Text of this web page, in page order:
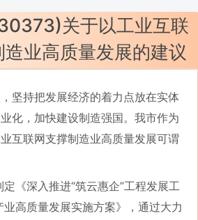
关于以工业互联
业高质量发展的建议
坚持把发展经济的着力点放在实体
化，加快建设制造强国。我市作为
互联网支撑制造业高质量发展可谓
《深入推进“筑云惠企”工程发展工
高质量发展实施方案》，通过大力